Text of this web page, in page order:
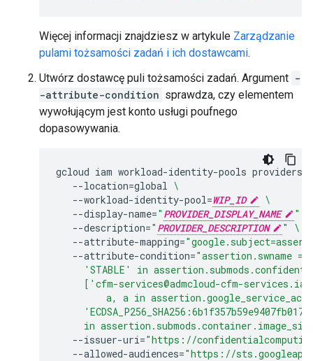
Więcej informacji znajdziesz w artykule Zarządzanie
pulami tożsamości zadań i ich dostawcami.
Utwórz dostawcę puli tożsamości zadań. Argument -
-attribute-condition sprawdza, czy elementem
wywołującym jest konto usługi poufnego
dopasowywania.
gcloud iam workload-identity-pools providers
--location=global \
--workload-identity-pool=WIP_ID
\
--display-name=" PROVIDER_DISPLAY_NAME "
--description=" PROVIDER_DESCRIPTION "
\
--attribute-mapping=
--attribute-condition="assertion.swname ==
'STABLE' in
['cfm-services@admcloud-cfm-
a, a in
in
--issuer-uri="https://
--allowed-audiences="https://